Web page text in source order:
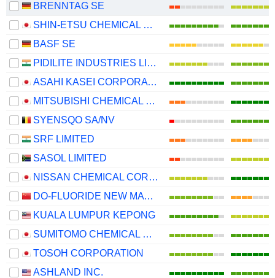
BRENNTAG SE
SHIN-ETSU CHEMICAL CO., LTD.
BASF SE
PIDILITE INDUSTRIES LIMITED
ASAHI KASEI CORPORATION
MITSUBISHI CHEMICAL GROUP CORPORATION
SYENSQO SA/NV
SRF LIMITED
SASOL LIMITED
NISSAN CHEMICAL CORPORATION
DO-FLUORIDE NEW MATERIALS CO., LTD.
KUALA LUMPUR KEPONG
SUMITOMO CHEMICAL COMPANY, LIMITED
TOSOH CORPORATION
ASHLAND INC.